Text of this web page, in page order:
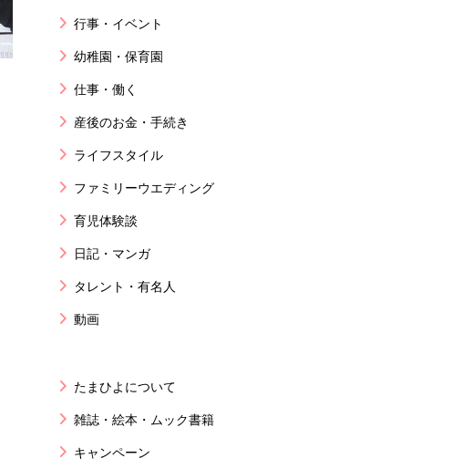
行事・イベント
幼稚園・保育園
仕事・働く
産後のお金・手続き
ライフスタイル
ファミリーウエディング
育児体験談
日記・マンガ
タレント・有名人
動画
たまひよについて
雑誌・絵本・ムック書籍
キャンペーン